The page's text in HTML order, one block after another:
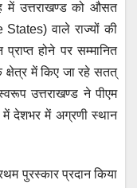
में उत्तराखण्ड को औसत
वाले राज्यों की
होने पर सम्मानित
क्षेत्र में किए जा रहे सतत्
उत्तराखण्ड ने पीएम
में देशभर में अग्रणी स्थान
पुरस्कार प्रदान किया